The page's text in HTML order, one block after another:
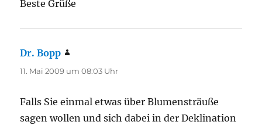
Beste Grüße
Dr. Bopp
11. Mai 2009 um 08:03 Uhr
Falls Sie einmal etwas über Blumensträuße
sagen wollen und sich dabei in der Deklination